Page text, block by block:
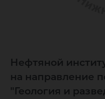
Нефтяной
на направление
"Геология и